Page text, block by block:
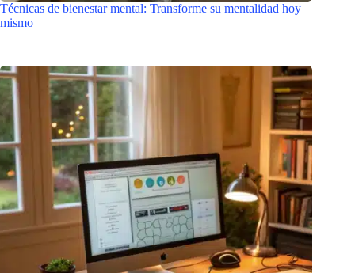
Técnicas de bienestar mental: Transforme su mentalidad hoy
mismo